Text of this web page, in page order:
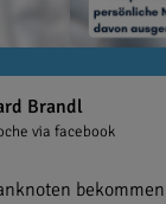
Brandl
via facebook